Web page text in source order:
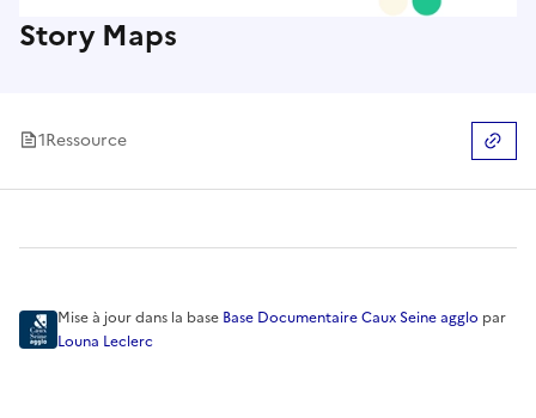
Story Maps
1Ressource
Mise à jourdans la base Base Documentaire Caux Seine agglo par
Louna Leclerc